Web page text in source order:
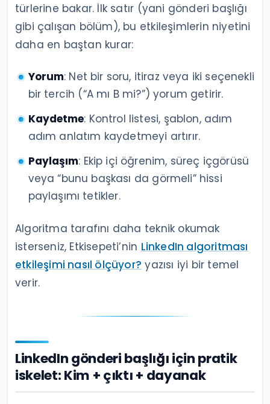
türlerine bakar. İlk satır (yani gönderi başlığı
gibi çalışan bölüm), bu etkileşimlerin niyetini
daha en baştan kurar:
Yorum: Net bir soru, itiraz veya iki seçenekli
bir tercih (“A mı B mi?”) yorum getirir.
Kaydetme: Kontrol listesi, şablon, adım
adım anlatım kaydetmeyi artırır.
Paylaşım: Ekip içi öğrenim, süreç içgörüsü
veya “bunu başkası da görmeli” hissi
paylaşımı tetikler.
Algoritma tarafını daha teknik okumak
isterseniz, Etkisepeti’nin LinkedIn algoritması
etkileşimi nasıl ölçüyor? yazısı iyi bir temel
verir.
LinkedIn gönderi başlığı için pratik
iskelet: Kim + çıktı + dayanak